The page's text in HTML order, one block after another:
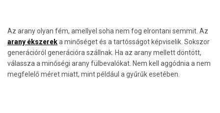
Az arany olyan fém, amellyel soha nem fog elrontani semmit. Az
arany ékszereka minőséget és a tartósságot képviselik. Sokszor
generációról generációra szállnak. Ha az arany mellett döntött,
válassza a minőségi arany fülbevalókat. Nem kell aggódnia a nem
megfelelő méret miatt, mint például a gyűrűk esetében.